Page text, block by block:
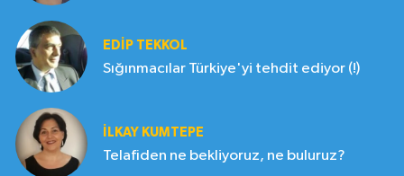
EDIP TEKKOL
Sığınmacılar Türkiye'yi tehdit ediyor (!)
İLKAY KUMTEPE
Telafiden ne bekliyoruz, ne buluruz?